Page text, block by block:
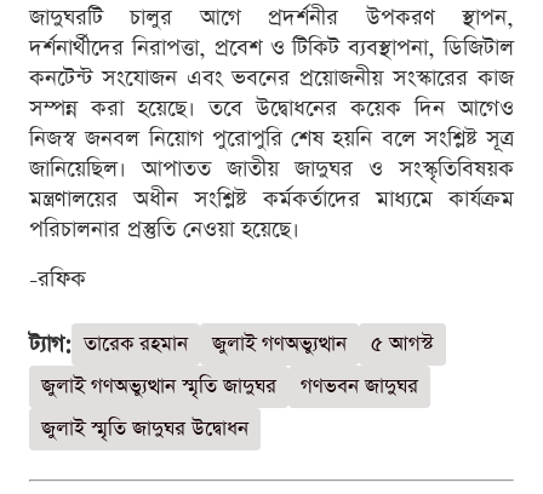
জাদুঘরটি চালুর আগে প্রদর্শনীর উপকরণ স্থাপন,
দর্শনার্থীদের নিরাপত্তা, প্রবেশ ও টিকিট ব্যবস্থাপনা, ডিজিটাল
কনটেন্ট সংযোজন এবং ভবনের প্রয়োজনীয় সংস্কারের কাজ
সম্পন্ন করা হয়েছে। তবে উদ্বোধনের কয়েক দিন আগেও
নিজস্ব জনবল নিয়োগ পুরোপুরি শেষ হয়নি বলে সংশ্লিষ্ট সূত্র
জানিয়েছিল। আপাতত জাতীয় জাদুঘর ও সংস্কৃতিবিষয়ক
মন্ত্রণালয়ের অধীন সংশ্লিষ্ট কর্মকর্তাদের মাধ্যমে কার্যক্রম
পরিচালনার প্রস্তুতি নেওয়া হয়েছে।
-রফিক
ট্যাগ: তারেক রহমান জুলাই গণঅভ্যুত্থান
৫ আগস্ট
জুলাই গণঅভ্যুত্থান স্মৃতি জাদুঘর
গণভবন জাদুঘর
জুলাই স্মৃতি জাদুঘর উদ্বোধন